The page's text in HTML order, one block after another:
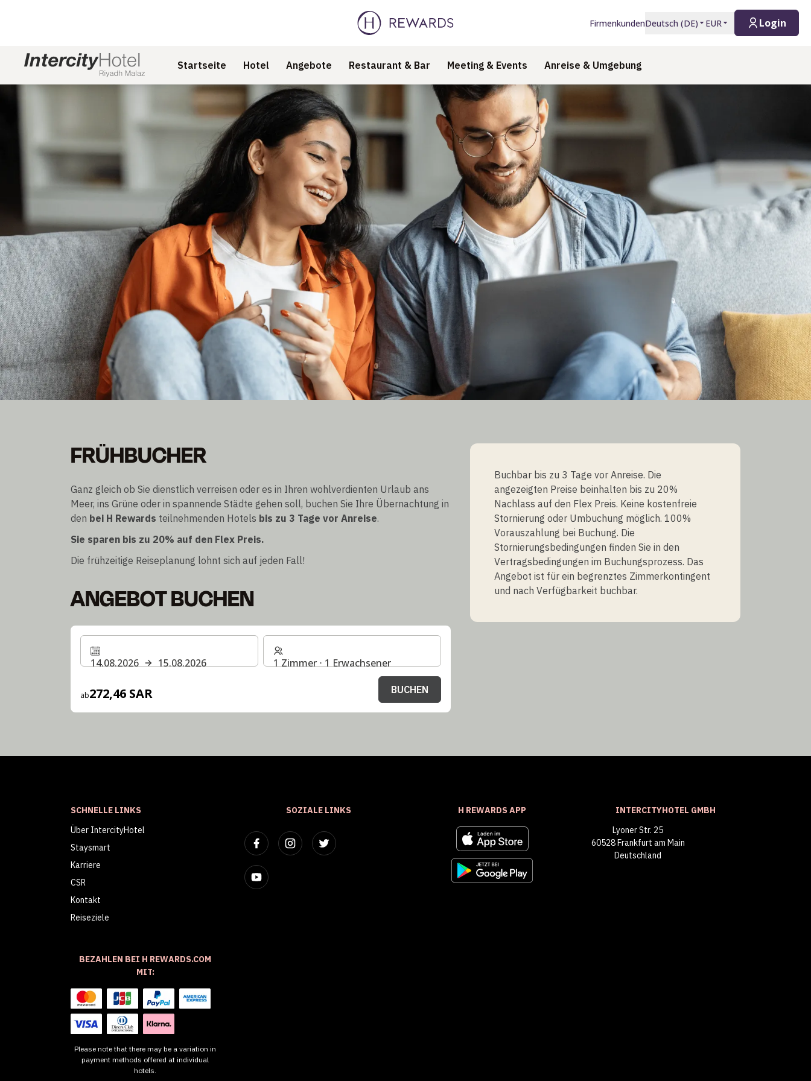
FirmenkundenDeutsch (DE) EUR Login
Startseite Hotel Angebote Restaurant & Bar Meeting & Events Anreise & Umgebung
Dia 1 von 1
Bis zu 20% Rabatt auf den Flex Preis
FRÜHBUCHER
Ganz gleich ob Sie dienstlich verreisen oder es in Ihren wohlverdienten Urlaub ans
Meer, ins Grüne oder in spannende Städte gehen soll, buchen Sie Ihre Übernachtung in
den bei H Rewards teilnehmenden Hotels bis zu 3 Tage vor Anreise.
Sie sparen bis zu 20% auf den Flex Preis.
Die frühzeitige Reiseplanung lohnt sich auf jeden Fall!
ANGEBOT BUCHEN
14.08.2026 15.08.2026
ab272,46 SAR
1 Zimmer ⋅ 1 Erwachsener
BUCHEN
Buchbar bis zu 3 Tage vor Anreise. Die
angezeigten Preise beinhalten bis zu 20%
Nachlass auf den Flex Preis. Keine kostenfreie
Stornierung oder Umbuchung möglich. 100%
Vorauszahlung bei Buchung. Die
Stornierungsbedingungen finden Sie in den
Vertragsbedingungen im Buchungsprozess. Das
Angebot ist für ein begrenztes Zimmerkontingent
und nach Verfügbarkeit buchbar.
SCHNELLE LINKS
Über IntercityHotel
Staysmart
Karriere
CSR
Kontakt
Reiseziele
SOZIALE LINKS H REWARDS APP
INTERCITYHOTEL GMBH
Lyoner Str. 25
60528 Frankfurt am Main
Deutschland
BEZAHLEN BEI H REWARDS.COM
MIT:
Please note that there may be a variation in
payment methods offered at individual
hotels.